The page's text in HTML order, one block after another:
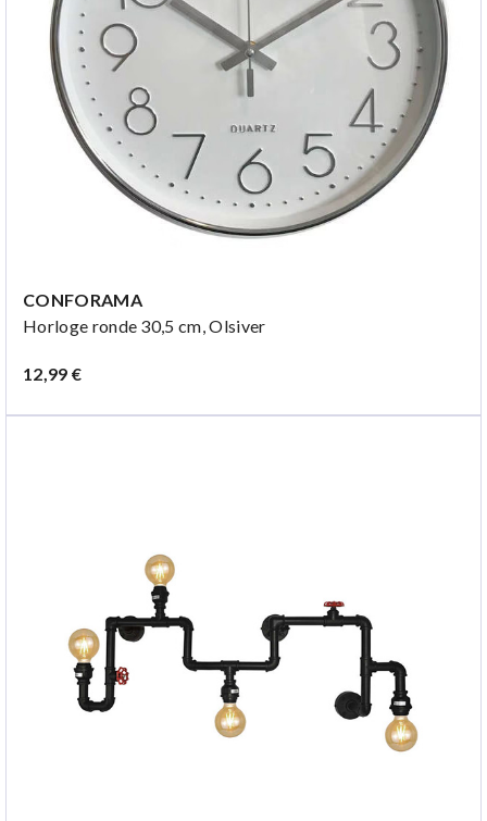
CONFORAMA
Horloge ronde 30,5 cm, Olsiver
12,99 €